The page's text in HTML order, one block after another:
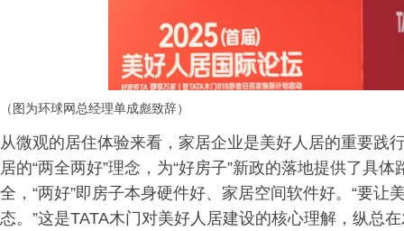
（图为环球网总经理单成彪致辞）
从微观的居住体验来看，家居企业是美好人居的重要践
居的“两全两好”理念，为“好房子”新政的落地提供了具
全，“两好”即房子本身硬件好、家居空间软件好。“要
态。”这是TATA木门对美好人居建设的核心理解，纵总